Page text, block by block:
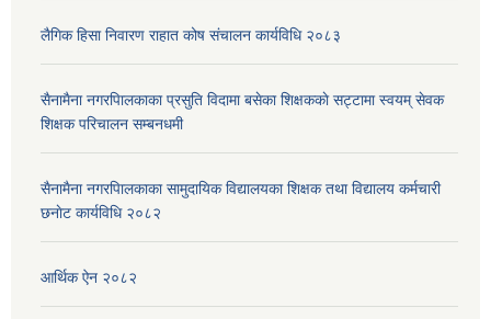
लैगिक हिसा निवारण राहात कोष संचालन कार्यविधि २०८३
सैनामैना नगरपािलकाका प्रसुति विदामा बसेका शिक्षककाे सट्टामा स्वयम् सेवक
शिक्षक परिचालन सम्बनधमी
सैनामैना नगरपािलकाका सामुदायिक विद्यालयका शिक्षक तथा विद्यालय कर्मचारी
छनाेट कार्यविधि २०८२
आर्थिक ऐन २०८२